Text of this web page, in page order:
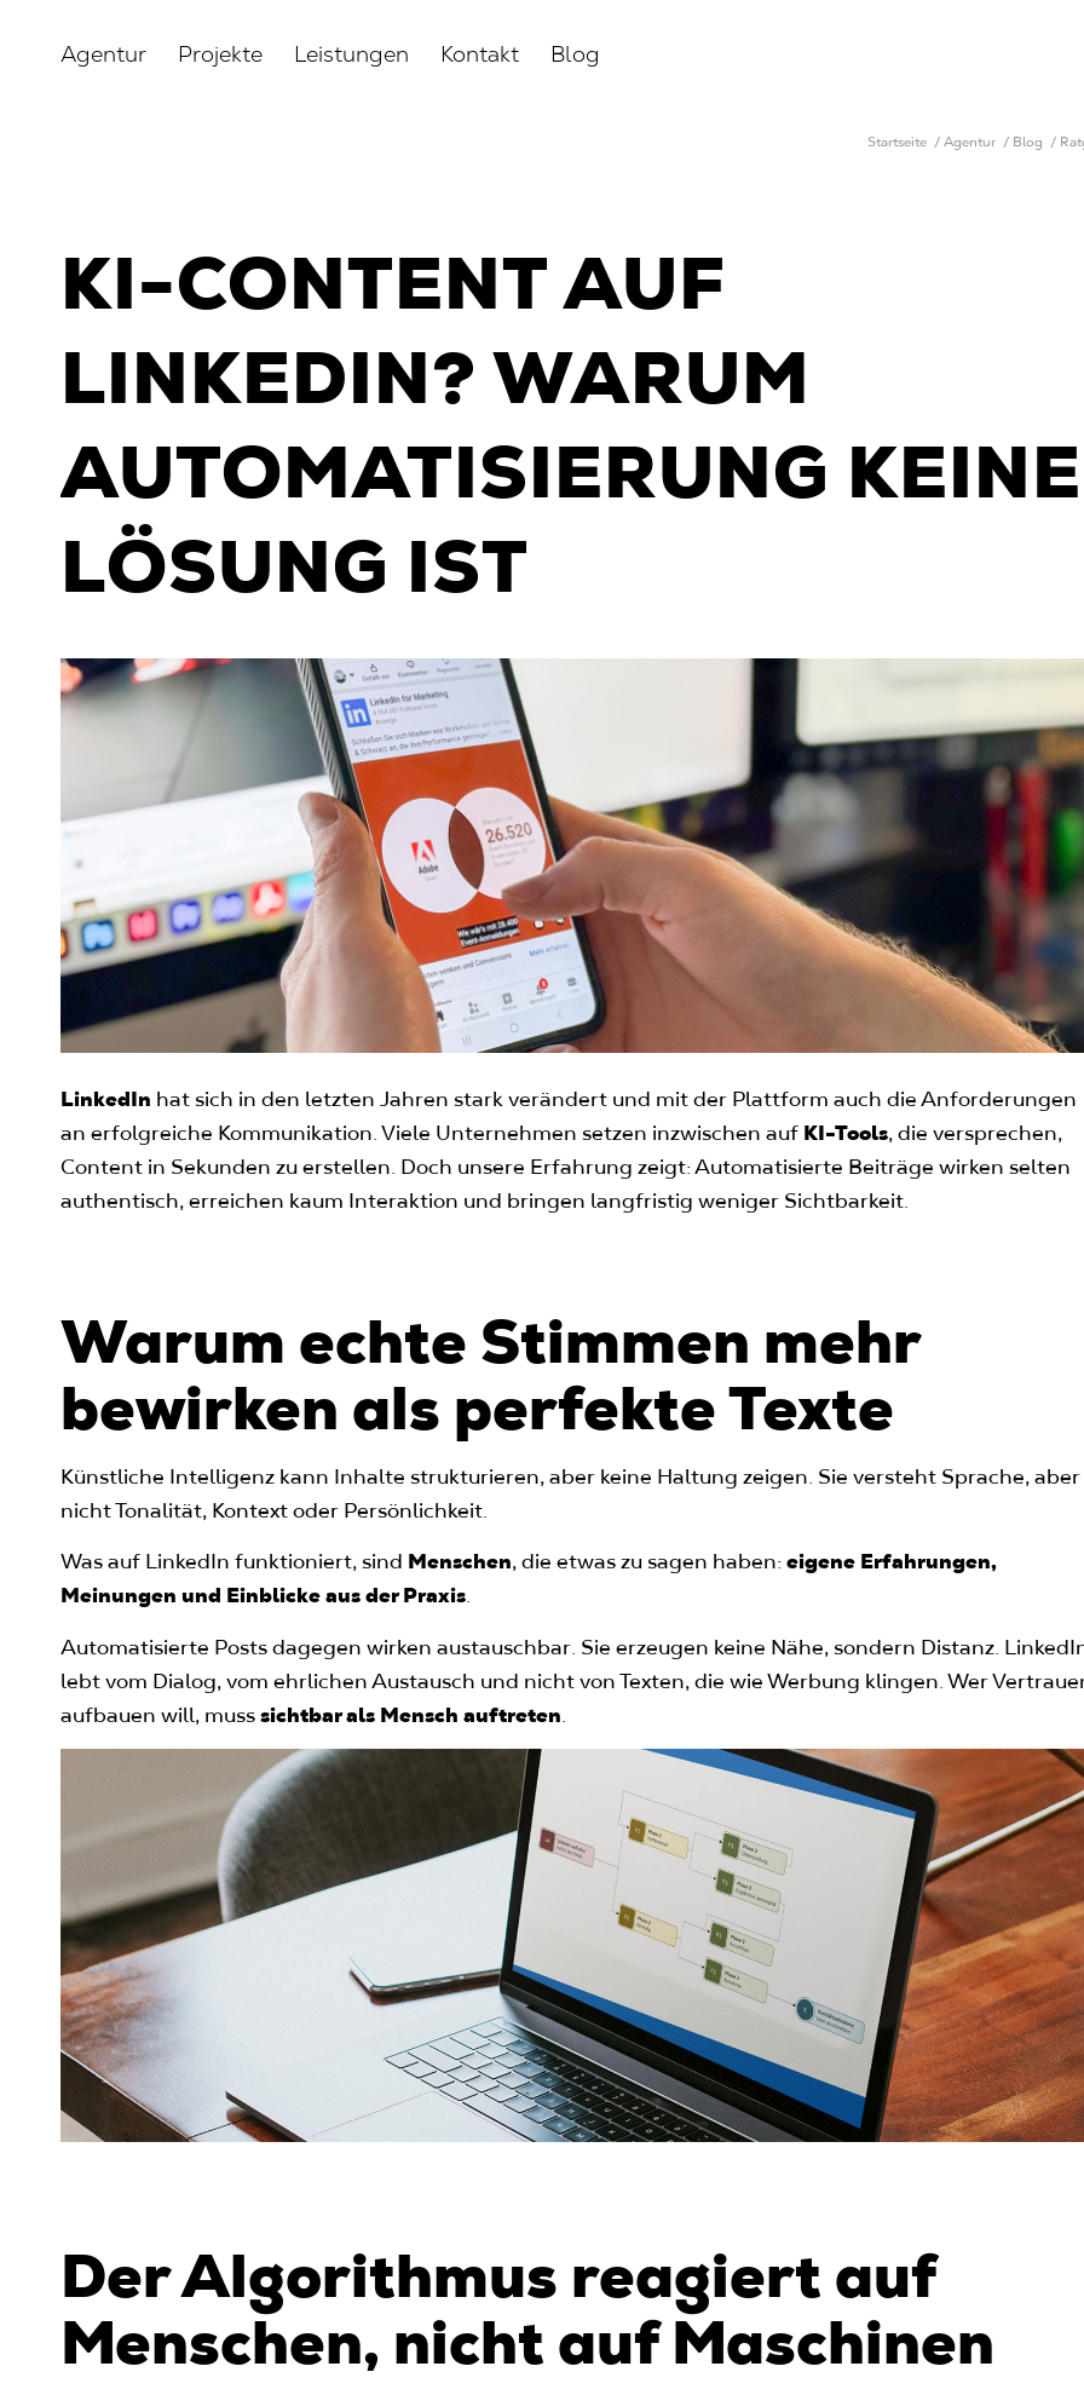
Agentur Projekte Leistungen Kontakt Blog
Startseite / Agentur / Blog /
KI-CONTENT AUF
LINKEDIN? WARUM
AUTOMATISIERUNG KEINE
LÖSUNG IST
LinkedIn hat sich in den letzten Jahren stark verändert und mit der Plattform auch die Anforderungen
an erfolgreiche Kommunikation. Viele Unternehmen setzen inzwischen auf KI-Tools, die versprechen,
Content in Sekunden zu erstellen. Doch unsere Erfahrung zeigt: Automatisierte Beiträge wirken selten
authentisch, erreichen kaum Interaktion und bringen langfristig weniger Sichtbarkeit.
Warum echte Stimmen mehr
bewirken als perfekte Texte
Künstliche Intelligenz kann Inhalte strukturieren, aber keine Haltung zeigen. Sie versteht Sprache, aber
nicht Tonalität, Kontext oder Persönlichkeit.
Was auf LinkedIn funktioniert, sind Menschen, die etwas zu sagen haben:eigene Erfahrungen,
Meinungen und Einblicke aus der Praxis.
Automatisierte Posts dagegen wirken austauschbar. Sie erzeugen keine Nähe, sondern Distanz.
lebt vom Dialog, vom ehrlichen Austausch und nicht von Texten, die wie Werbung klingen. Wer
aufbauen will, musssichtbar als Mensch auftreten.
Der Algorithmus reagiert auf
Menschen, nicht auf Maschinen